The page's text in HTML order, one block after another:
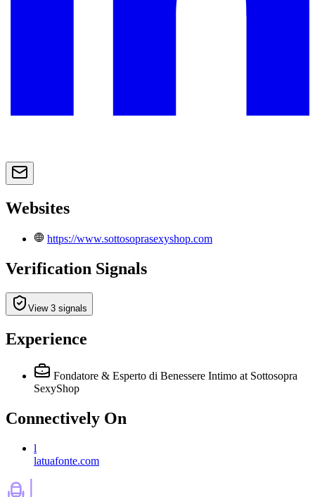
Websites
https://www.sottosoprasexyshop.com
Verification Signals
View 3 signals
Experience
Fondatore & Esperto di Benessere Intimo at Sottosopra
SexyShop
Connectively On
l
latuafonte.com